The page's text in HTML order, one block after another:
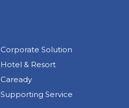
Corporate Solution
Hotel & Resort
Caready
Supporting Service